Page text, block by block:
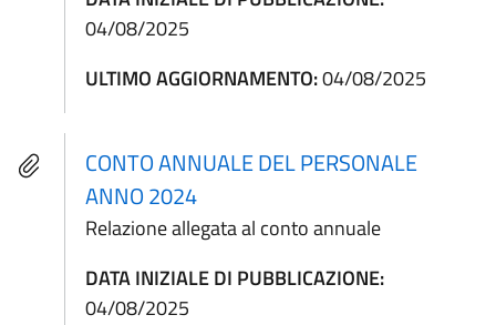
04/08/2025
ULTIMO AGGIORNAMENTO:04/08/2025
CONTO ANNUALE DEL PERSONALE
ANNO 2024
Relazione allegata al conto annuale
DATA INIZIALE DI PUBBLICAZIONE:
04/08/2025